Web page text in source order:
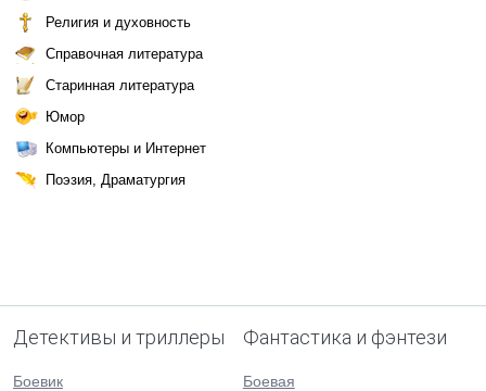
Религия и духовность
Справочная литература
Старинная литература
Юмор
Компьютеры и Интернет
Поэзия, Драматургия
Детективы и триллеры
Боевик
Фантастика и фэнтези
Боевая